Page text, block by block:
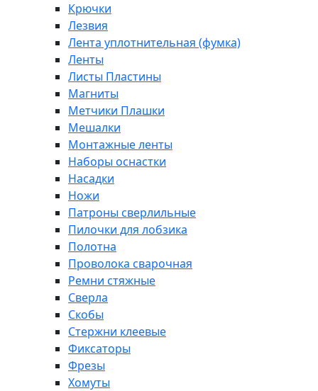
Крючки
Лезвия
Лента уплотнительная (фумка)
Ленты
Листы Пластины
Магниты
Метчики Плашки
Мешалки
Монтажные ленты
Наборы оснастки
Насадки
Ножи
Патроны сверлильные
Пилочки для лобзика
Полотна
Проволока сварочная
Ремни стяжные
Сверла
Скобы
Стержни клеевые
Фиксаторы
Фрезы
Хомуты